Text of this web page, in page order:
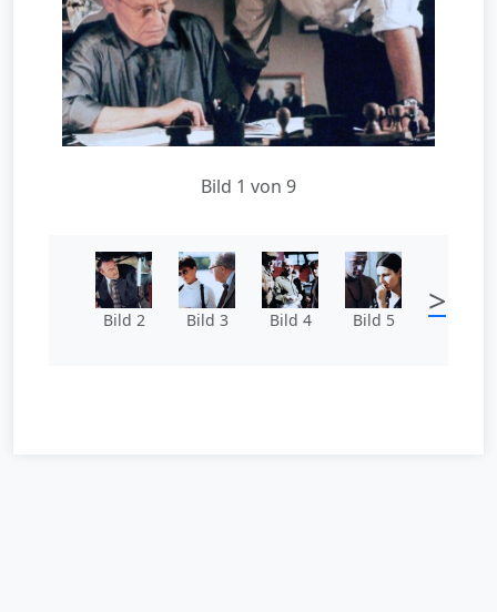
Bild 1 von 9
Bild 2 Bild 3 Bild 4 Bild 5 >